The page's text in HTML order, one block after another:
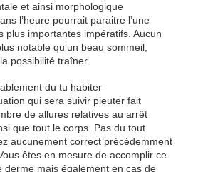
et ainsi morphologique
l’heure pourrait paraitre l’une
plus importantes impératifs. Aucun
notable qu’un beau sommeil,
possibilité traîner.
du tu habiter
qui sera suivir pieuter fait
de allures relatives au arrêt
que tout le corps. Pas du tout
aucunement correct précédemment
êtes en mesure de accomplir ce
derme mais également en cas de